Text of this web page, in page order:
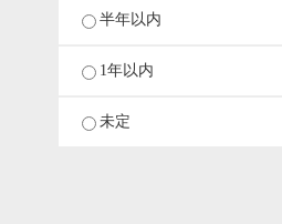
半年以内
1年以内
未定